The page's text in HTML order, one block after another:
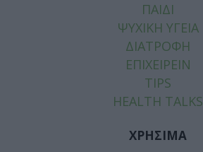
ΠΑΙΔΙ
ΨΥΧΙΚΗ ΥΓΕΙΑ
ΔΙΑΤΡΟΦΗ
ΕΠΙΧΕΙΡΕΙΝ
TIPS
HEALTH TALKS
ΧΡΗΣΙΜΑ